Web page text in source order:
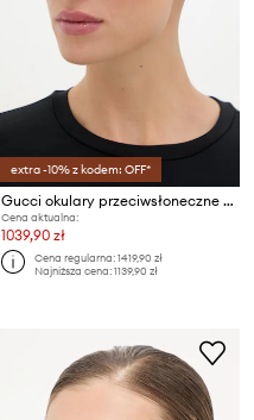
extra -10% z kodem: OFF*
Gucci okulary przeciwsłoneczne damskie
Cena aktualna:
1039,90 zł
Cena regularna:1419,90 zł
Najniższa cena:1139,90 zł